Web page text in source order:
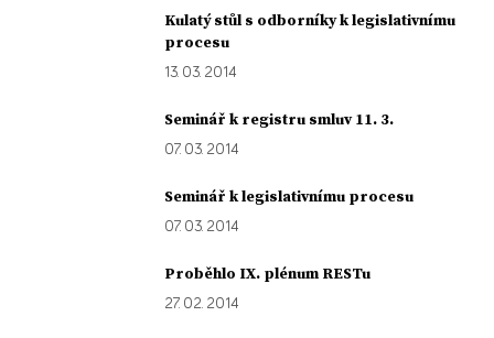
Kulatý stůl s odborníky k legislativnímu
procesu
13. 03. 2014
Seminář k registru smluv 11. 3.
07. 03. 2014
Seminář k legislativnímu procesu
07. 03. 2014
Proběhlo IX. plénum RESTu
27. 02. 2014